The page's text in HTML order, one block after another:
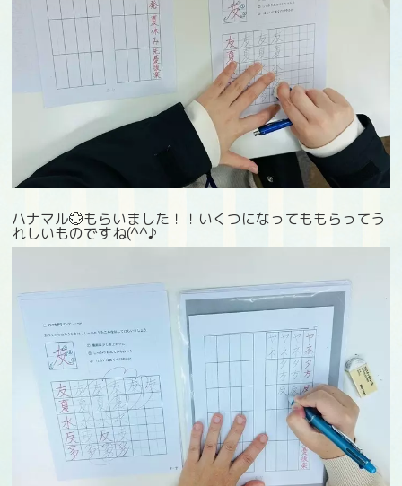
ハナマル💮もらいました！！いくつになってももらってう
れしいものですね(^^♪